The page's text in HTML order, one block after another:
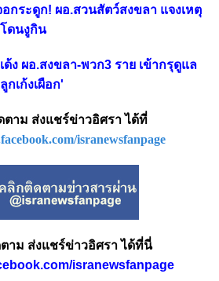
กระดูก! ผอ.สวนสัตว์สงขลา แจงเหตุ
ดนงูกิน
ง ผอ.สงขลา-พวก3 ราย เข้ากรุดูแล
กเก้งเผือก'
ตาม ส่งแชร์ข่าวอิศรา ได้ที่
isranewsfanpage
าม ส่งแชร์ข่าวอิศรา ได้ที่นี่
isranewsfanpage